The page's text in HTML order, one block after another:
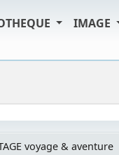
IMAGE
voyage & aventure